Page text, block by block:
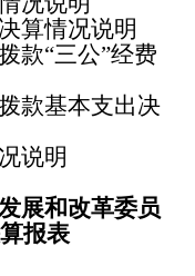
算情况说明
“三公”经费
款基本支出决
说明
和改革委员
报表